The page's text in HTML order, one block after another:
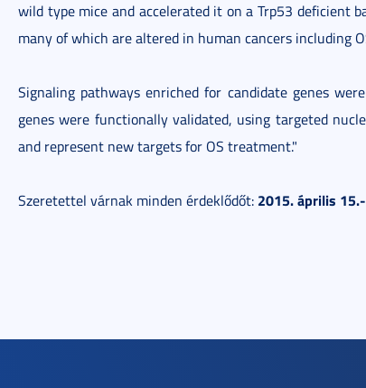
wild type mice and accelerated it on a Trp53 deficient
many of which are altered in human cancers including
Signaling pathways enriched for candidate genes
genes were functionally validated, using targeted
and represent new targets for OS treatment."
Szeretettel várnak minden érdeklődőt: 2015. április